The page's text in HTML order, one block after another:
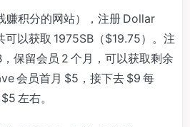
赚积分的网站），注册 Dollar
以获取 1975SB（$19.75）。注
保留会员 2 个月，可以获取剩余
会员首月 $5，接下去 $9 每
左右。